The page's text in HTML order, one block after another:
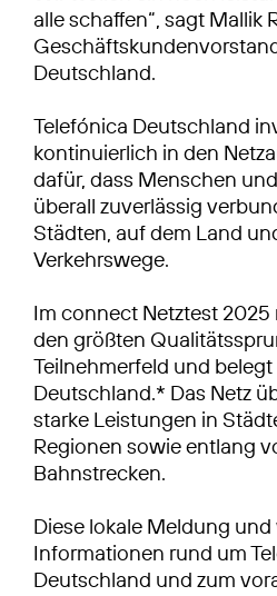
alle schaffen“, sagt Mallik
Deutschland.
Telefónica Deutschland
kontinuierlich in den
dafür, dass Menschen
überall zuverlässig
Städten, auf dem Land
Verkehrswege.
Im connect Netztest 2025
den größten
Teilnehmerfeld und
Deutschland.* Das Netz
starke Leistungen in
Regionen sowie entlang
Bahnstrecken.
Diese lokale Meldung
Informationen rund um
Deutschland und zum